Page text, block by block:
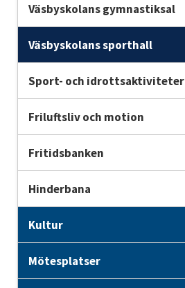
Väsbyskolans gymnastiksal
Väsbyskolans sporthall
Sport- och idrottsaktiviteter
Friluftsliv och motion
Fritidsbanken
Hinderbana
Kultur
Mötesplatser